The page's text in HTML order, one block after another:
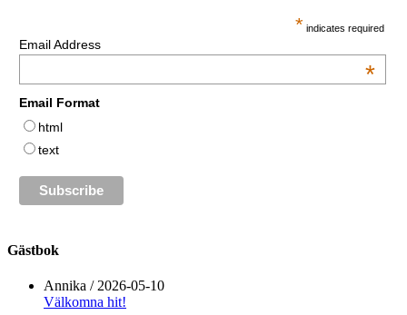
* indicates required
Email Address
*
Email Format
html
text
Gästbok
Annika / 2026-05-10
Välkomna hit!